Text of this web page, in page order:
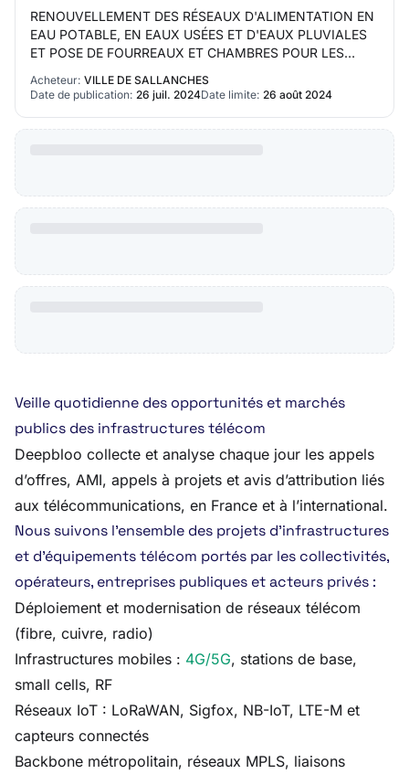
RENOUVELLEMENT DES RÉSEAUX D'ALIMENTATION EN
EAU POTABLE, EN EAUX USÉES ET D'EAUX PLUVIALES
ET POSE DE FOURREAUX ET CHAMBRES POUR LES
Acheteur: VILLE DE SALLANCHES
Date de publication: 26 juil. 2024Date limite: 26 août 2024
Veille quotidienne des opportunités et marchés
publics des infrastructures télécom
Deepbloo collecte et analyse chaque jour les appels
d’offres, AMI, appels à projets et avis d’attribution liés
aux télécommunications, en France et à l’international.
Nous suivons l’ensemble des projets d’infrastructures
et d’équipements télécom portés par les collectivités,
opérateurs, entreprises publiques et acteurs privés :
Déploiement et modernisation de réseaux télécom
(fibre, cuivre, radio)
Infrastructures mobiles : 4G/5G, stations de base,
small cells, RF
Réseaux IoT : LoRaWAN, Sigfox, NB-IoT, LTE-M et
capteurs connectés
Backbone métropolitain, réseaux MPLS, liaisons